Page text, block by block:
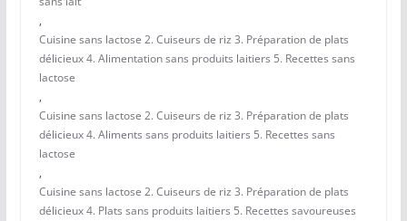
,
Cuisine sans lactose 2. Cuiseurs de riz 3. Préparation de plats
délicieux 4. Alimentation sans produits laitiers 5. Recettes sans
lactose
,
Cuisine sans lactose 2. Cuiseurs de riz 3. Préparation de plats
délicieux 4. Aliments sans produits laitiers 5. Recettes sans
lactose
,
Cuisine sans lactose 2. Cuiseurs de riz 3. Préparation de plats
délicieux 4. Plats sans produits laitiers 5. Recettes savoureuses